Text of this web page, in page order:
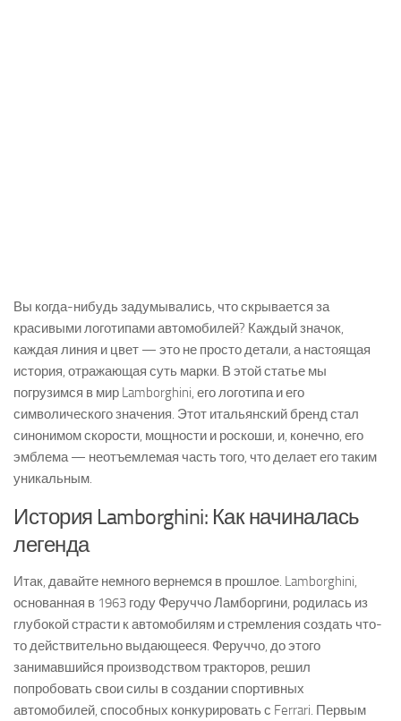
Вы когда-нибудь задумывались, что скрывается за
красивыми логотипами автомобилей? Каждый значок,
каждая линия и цвет — это не просто детали, а настоящая
история, отражающая суть марки. В этой статье мы
погрузимся в мир Lamborghini, его логотипа и его
символического значения. Этот итальянский бренд стал
синонимом скорости, мощности и роскоши, и, конечно, его
эмблема — неотъемлемая часть того, что делает его таким
уникальным.
История Lamborghini: Как начиналась
легенда
Итак, давайте немного вернемся в прошлое. Lamborghini,
основанная в 1963 году Феруччо Ламборгини, родилась из
глубокой страсти к автомобилям и стремления создать что-
то действительно выдающееся. Феруччо, до этого
занимавшийся производством тракторов, решил
попробовать свои силы в создании спортивных
автомобилей, способных конкурировать с Ferrari. Первым